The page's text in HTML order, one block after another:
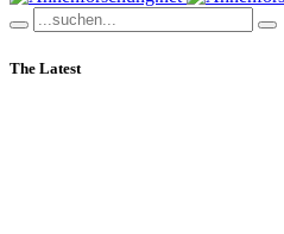
The Latest